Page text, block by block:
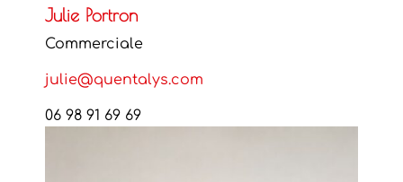
Julie Portron
Commerciale
julie@quentalys.com
06 98 91 69 69